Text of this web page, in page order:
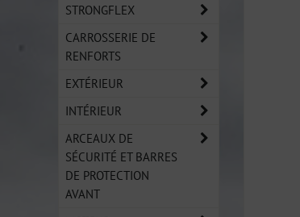
STRONGFLEX
CARROSSERIE DE
RENFORTS
EXTÉRIEUR
INTÉRIEUR
ARCEAUX DE
SÉCURITÉ ET BARRES
DE PROTECTION
AVANT